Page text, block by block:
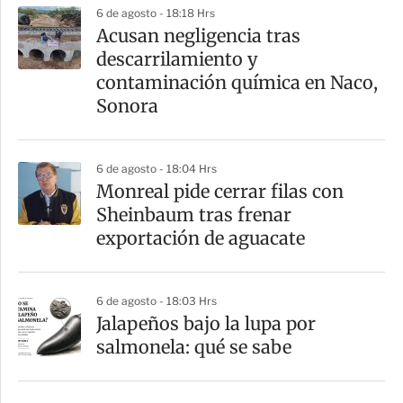
a
r
t
6 de agosto - 18:18 Hrs
Acusan negligencia tras
descarrilamiento y
contaminación química en Naco,
Sonora
6 de agosto - 18:04 Hrs
Monreal pide cerrar filas con
Sheinbaum tras frenar
exportación de aguacate
6 de agosto - 18:03 Hrs
Jalapeños bajo la lupa por
salmonela: qué se sabe